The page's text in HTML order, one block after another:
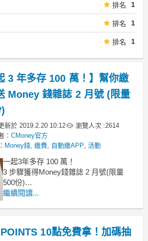
排名 1
排名 1
排名 1
3 年多存 100 萬！】幫你繳
Money 錢雜誌 2 月號 (限量
新於 2019.2.20 10:12 瀏覽人次 :2614
： CMoney官方
Money錢, 繳費, 自動繳APP, 活動
一起3年多存 100 萬！
3 步驟獲得Money錢雜誌 2 月號(限量
500份)
Money錢雜誌 2 月號封面故事與你分享
繼續閱讀...
10點免費拿！加碼抽